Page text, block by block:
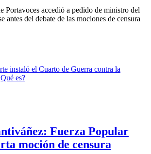
Portavoces accedió a pedido de ministro del
antes del debate de las mociones de censura
Fuerza Popular
moción de censura